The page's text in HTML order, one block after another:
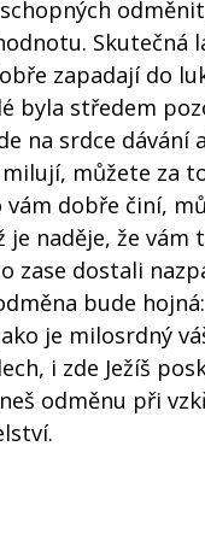
Skutečná
zapadají do
byla středem
na srdce dávání
můžete za
dobře činí,
naděje, že
zase dostali
bude
je milosrdný
i zde Ježíš
odměnu při